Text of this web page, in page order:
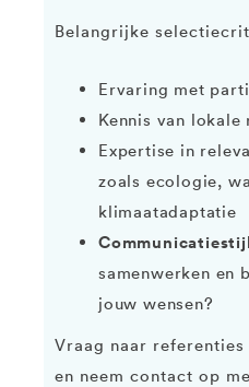
Belangrijke
Ervaring met
Kennis van lokale
Expertise in
zoals ecologie,
klimaatadaptatie
samenwerken en
jouw wensen?
Vraag naar referenties
en neem contact op